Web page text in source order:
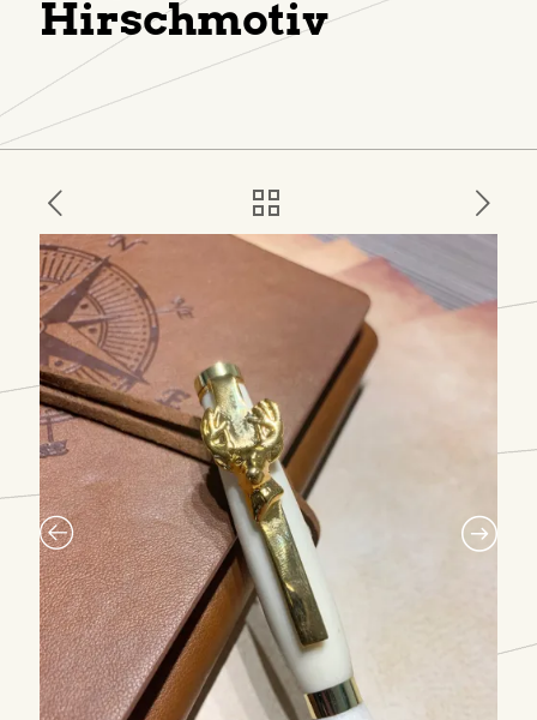
Hirschmotiv